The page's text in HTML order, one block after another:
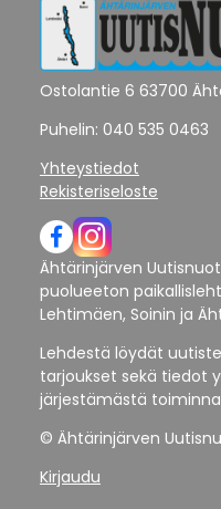
Ostolantie 6 63700
Puhelin: 040 535 0463
Yhteystiedot
Rekisteriseloste
Ähtärinjärven
puolueeton
Lehtimäen, Soinin ja
Lehdestä löydät
tarjoukset sekä tiedot
järjestämästä
© Ähtärinjärven
Kirjaudu